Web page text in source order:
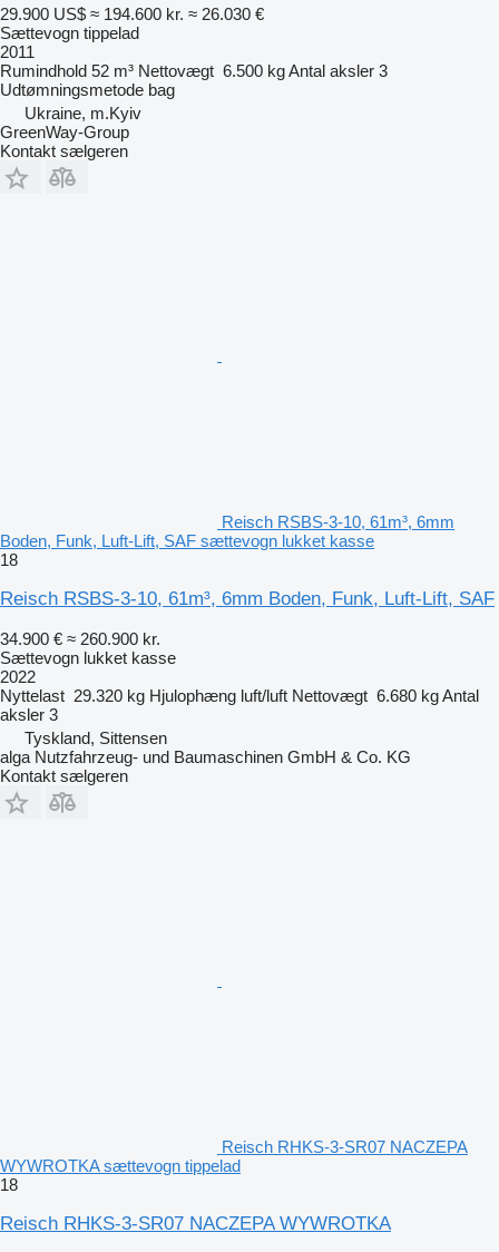
29.900 US$ ≈ 194.600 kr. ≈ 26.030 €
Sættevogn tippelad
2011
Rumindhold 52 m³ Nettovægt 6.500 kgAntal aksler 3
Udtømningsmetode bag
Ukraine, m.Kyiv
GreenWay-Group
Kontakt sælgeren
Reisch RSBS-3-10, 61m³, 6mm
Boden, Funk, Luft-Lift, SAF sættevogn lukket kasse
18
Reisch RSBS-3-10, 61m³, 6mm Boden, Funk, Luft-Lift, SAF
34.900 € ≈ 260.900 kr.
Sættevogn lukket kasse
2022
Nyttelast 29.320 kg Hjulophæng luft/luft Nettovægt 6.680 kgAntal
aksler 3
Tyskland, Sittensen
alga Nutzfahrzeug- und Baumaschinen GmbH & Co. KG
Kontakt sælgeren
Reisch RHKS-3-SR07 NACZEPA
WYWROTKA sættevogn tippelad
18
Reisch RHKS-3-SR07 NACZEPA WYWROTKA